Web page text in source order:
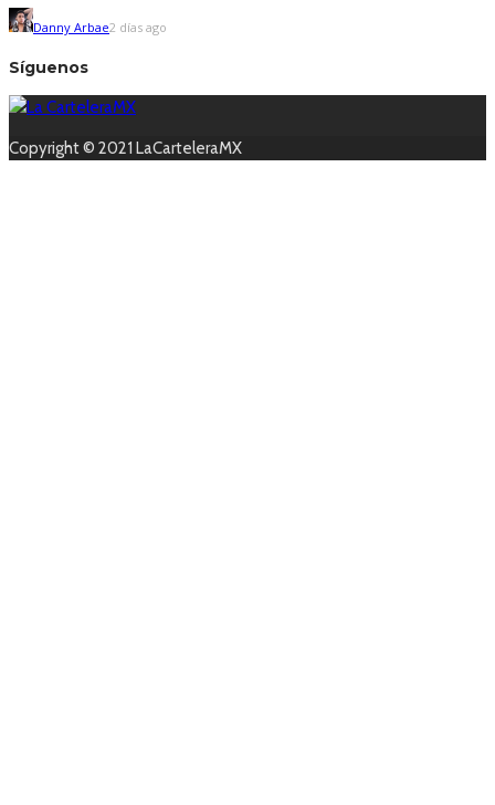
Danny Arbae2 días ago
Síguenos
Copyright © 2021 LaCarteleraMX